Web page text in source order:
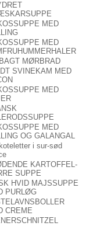
MED
MED
MØRBRAD
SVINEKAM MED
MED
MED
OG GALANGAL
i sur-sød
KARTOFFEL-
SUPPE
HVID MAJSSUPPE
PURLØG
CREME